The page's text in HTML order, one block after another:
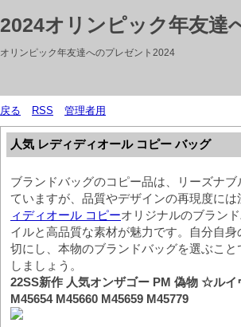
2024オリンピック年友達
オリンピック年友達へのプレゼント2024
戻る RSS 管理者用
人気 レディディオール コピー バッグ
ブランドバッグのコピー品は、リーズナ
ていますが、品質やデザインの再現度に
ィディオール コピーオリジナルのブラン
イルと高品質な素材が魅力です。自分自
切にし、本物のブランドバッグを選ぶこ
しましょう。
22SS新作 人気オンザゴー PM 偽物 ☆ル
M45654 M45660 M45659 M45779